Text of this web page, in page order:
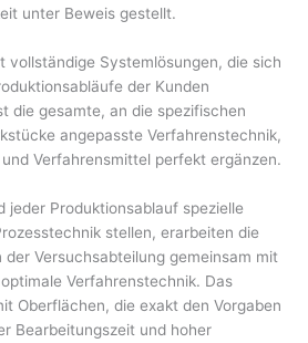
unter Beweis gestellt.
vollständige Systemlösungen, die sich
der Kunden
die gesamte, an die spezifischen
angepasste Verfahrenstechnik,
Verfahrensmittel perfekt ergänzen.
jeder Produktionsablauf spezielle
stellen, erarbeiten die
Versuchsabteilung gemeinsam mit
Verfahrenstechnik. Das
Oberflächen, die exakt den Vorgaben
Bearbeitungszeit und hoher